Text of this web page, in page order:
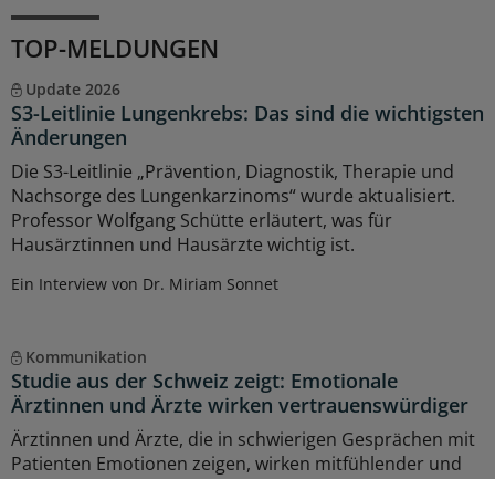
TOP-MELDUNGEN
Update 2026
S3-Leitlinie Lungenkrebs: Das sind die wichtigsten
Änderungen
Die S3-Leitlinie „Prävention, Diagnostik, Therapie und
Nachsorge des Lungenkarzinoms“ wurde aktualisiert.
Professor Wolfgang Schütte erläutert, was für
Hausärztinnen und Hausärzte wichtig ist.
Ein Interview von Dr. Miriam Sonnet
Kommunikation
Studie aus der Schweiz zeigt: Emotionale
Ärztinnen und Ärzte wirken vertrauenswürdiger
Ärztinnen und Ärzte, die in schwierigen Gesprächen mit
Patienten Emotionen zeigen, wirken mitfühlender und